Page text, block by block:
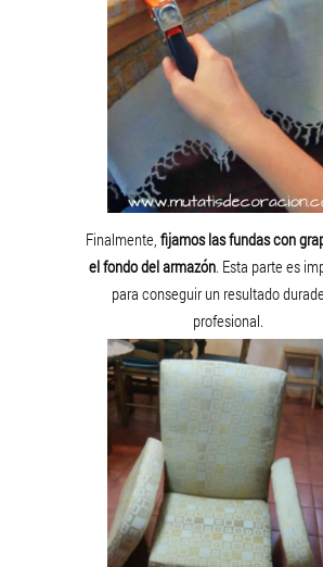
Finalmente, fijamos las fundas con
el fondo del armazón. Esta parte es
para conseguir un resultado
profesional.